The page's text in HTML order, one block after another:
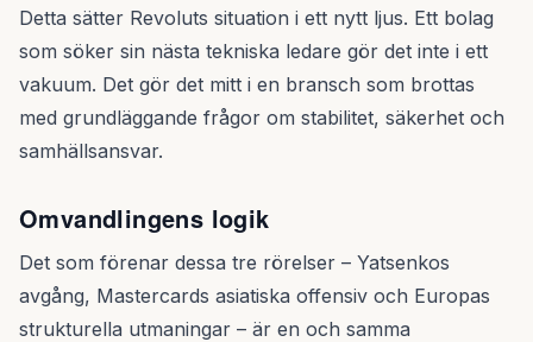
Detta sätter Revoluts situation i ett nytt ljus. Ett bolag
som söker sin nästa tekniska ledare gör det inte i ett
vakuum. Det gör det mitt i en bransch som brottas
med grundläggande frågor om stabilitet, säkerhet och
samhällsansvar.
Omvandlingens logik
Det som förenar dessa tre rörelser – Yatsenkos
avgång, Mastercards asiatiska offensiv och Europas
strukturella utmaningar – är en och samma